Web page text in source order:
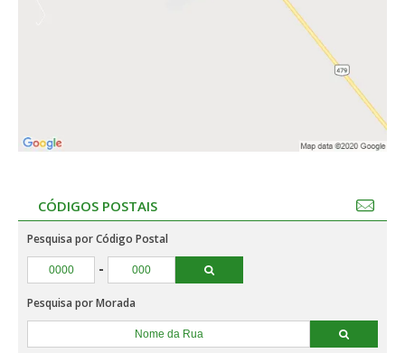
CÓDIGOS POSTAIS
Pesquisa por Código Postal
-
Pesquisa por Morada